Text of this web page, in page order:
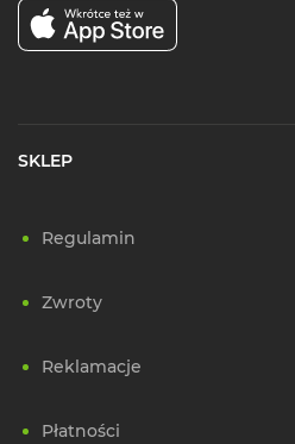
SKLEP
Regulamin
Zwroty
Reklamacje
Płatności